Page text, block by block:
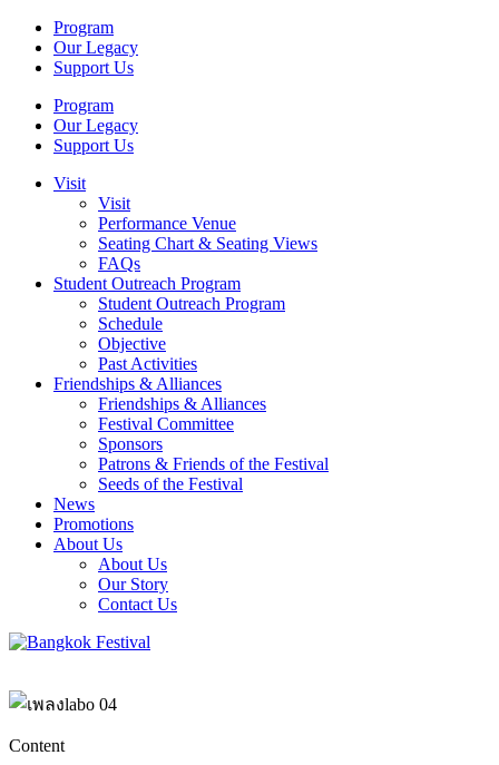
Program
Our Legacy
Support Us
Program
Our Legacy
Support Us
Visit
Visit
Performance Venue
Seating Chart & Seating Views
FAQs
Student Outreach Program
Student Outreach Program
Schedule
Objective
Past Activities
Friendships & Alliances
Friendships & Alliances
Festival Committee
Sponsors
Patrons & Friends of the Festival
Seeds of the Festival
News
Promotions
About Us
About Us
Our Story
Contact Us
Content